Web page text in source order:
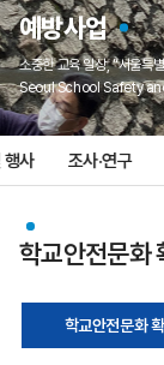
예방사업
소중한 교육 일상, “서울특
Seoul School Safety
행사 조사·연구
학교안전문화
학교안전문화